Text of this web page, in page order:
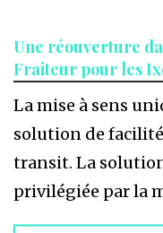
Une réouverture
Fraiteur pour les
La mise à sens
solution de
transit. La
privilégiée par la